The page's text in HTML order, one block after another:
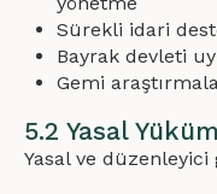
Sürekli idari
Bayrak devleti
Gemi
5.2 Yasal
Yasal ve